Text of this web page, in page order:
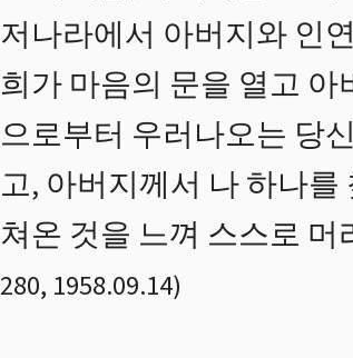
저나라에서 아버지와 인
희가 마음의 문을 열고
으로부터 우러나오는 당
고, 아버지께서 나 하나
쳐온 것을 느껴 스스로
280, 1958.09.14)